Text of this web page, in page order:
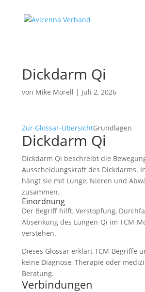
Dickdarm Qi
von Mike Morell | Juli 2, 2026
Zur Glossar-ÜbersichtGrundlagen
Dickdarm Qi
Dickdarm Qi beschreibt die
Ausscheidungskraft des Dickdarms.
hängt sie mit Lunge, Nieren und
zusammen.
Einordnung
Der Begriff hilft, Verstopfung,
Absenkung des Lungen-Qi im TCM-
verstehen.
Dieses Glossar erklärt TCM-Begriffe
keine Diagnose, Therapie oder
Beratung.
Verbindungen